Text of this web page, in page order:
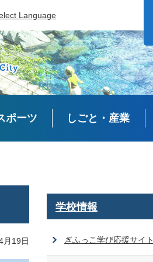
Language
ポーツ しごと・産業
月19日
学校情報
ぎふっこ学び応援サイト